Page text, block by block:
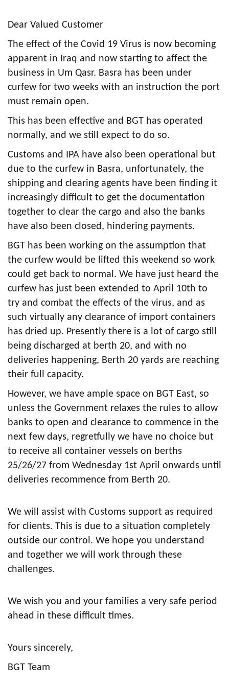
u
b
Dear Valued Customer
The effect of the Covid 19 Virus is now becoming
apparent in Iraq and now starting to affect the
business in Um Qasr. Basra has been under
curfew for two weeks with an instruction the port
must remain open.
This has been effective and BGT has operated
normally, and we still expect to do so.
Customs and IPA have also been operational but
due to the curfew in Basra, unfortunately, the
shipping and clearing agents have been finding it
increasingly difficult to get the documentation
together to clear the cargo and also the banks
have also been closed, hindering payments.
BGT has been working on the assumption that
the curfew would be lifted this weekend so work
could get back to normal. We have just heard the
curfew has just been extended to April 10th to
try and combat the effects of the virus, and as
such virtually any clearance of import containers
has dried up. Presently there is a lot of cargo still
being discharged at berth 20, and with no
deliveries happening, Berth 20 yards are reaching
their full capacity.
However, we have ample space on BGT East, so
unless the Government relaxes the rules to allow
banks to open and clearance to commence in the
next few days, regretfully we have no choice but
to receive all container vessels on berths
25/26/27 from Wednesday 1st April onwards until
deliveries recommence from Berth 20.
We will assist with Customs support as required
for clients. This is due to a situation completely
outside our control. We hope you understand
and together we will work through these
challenges.
We wish you and your families a very safe period
ahead in these difficult times.
Yours sincerely,
BGT Team